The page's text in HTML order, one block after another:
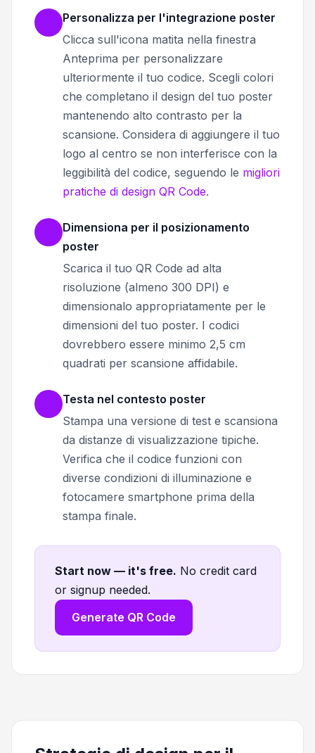
Personalizza per l'integrazione poster
Clicca sull'icona matita nella finestra
Anteprima per personalizzare
ulteriormente il tuo codice. Scegli colori
che completano il design del tuo poster
mantenendo alto contrasto per la
scansione. Considera di aggiungere il tuo
logo al centro se non interferisce con la
leggibilità del codice, seguendo le migliori
pratiche di design QR Code.
Dimensiona per il posizionamento
poster
Scarica il tuo QR Code ad alta
risoluzione (almeno 300 DPI) e
dimensionalo appropriatamente per le
dimensioni del tuo poster. I codici
dovrebbero essere minimo 2,5 cm
quadrati per scansione affidabile.
Testa nel contesto poster
Stampa una versione di test e scansiona
da distanze di visualizzazione tipiche.
Verifica che il codice funzioni con
diverse condizioni di illuminazione e
fotocamere smartphone prima della
stampa finale.
Start now — it's free. No credit card
or signup needed.
Generate QR Code